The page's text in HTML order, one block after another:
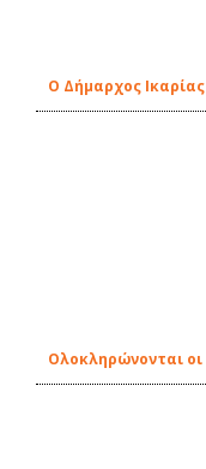
Ο Δήμαρχος
Ολοκληρώνονται οι